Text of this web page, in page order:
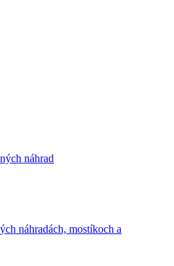
náhrad
náhradách, mostíkoch a